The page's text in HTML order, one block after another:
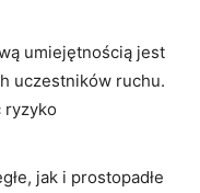
umiejętnością jest
uczestników‌ ruchu.
ryzyko
jak i prostopadłe